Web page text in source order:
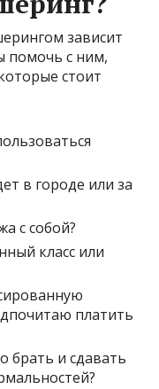
зависит
помочь с ним,
стоит
в городе или за
с собой?
класс или
платить
брать и сдавать